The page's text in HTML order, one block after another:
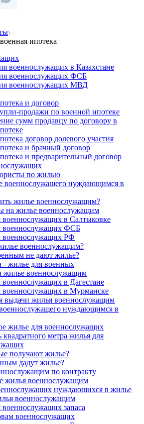
ипотека
военнослужащих в Казахстане
военнослужащих ФСБ
военнослужащих МВД
и договор
продажи по военной ипотеке
сумм продавцу по договору в
договор долевого участия
и брачный договор
и предварительный договор
по жилью
военнослужащего нуждающимся в
жилье военнослужащим?
на жилье военнослужащим
военнослужащих в Салтыковке
военнослужащих ФСБ
военнослужащих РФ
военнослужащим?
не дают жилье?
- жилье для военных
жилье военнослужащим
в Дагестане
военнослужащих в Мурманске
выдачи жилья военнослужащим
нуждающимся в
жилье для военнослужащих
квадратного метра жилья для
получают жилье?
дадут жилье?
по контракту
жилья военнослужащим
нуждающихся в жилье
военнослужащим
запаса
военнослужащих